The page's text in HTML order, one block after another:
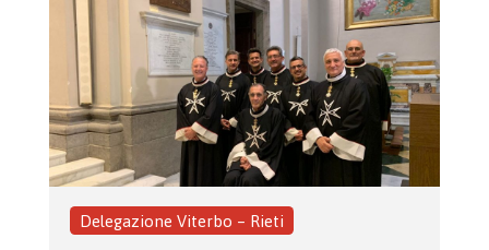
Delegazione Viterbo – Rieti